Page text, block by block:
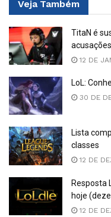
Veja Também
TitaN é
acusações
12 DE
LoL:
30 DE
Lista
classes
12 DE
Resposta
hoje
12 DE